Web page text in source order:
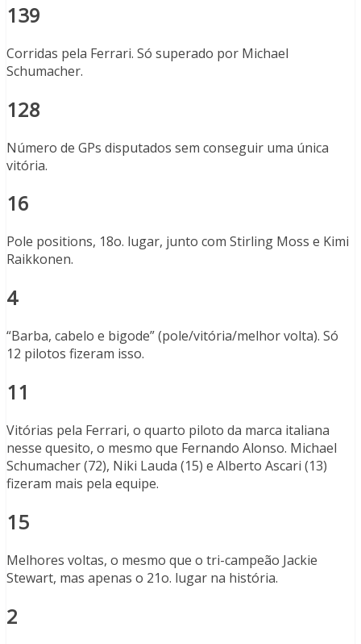
139
Corridas pela Ferrari. Só superado por Michael
Schumacher.
128
Número de GPs disputados sem conseguir uma única
vitória.
16
Pole positions, 18o. lugar, junto com Stirling Moss e Kimi
Raikkonen.
4
“Barba, cabelo e bigode” (pole/vitória/melhor volta). Só
12 pilotos fizeram isso.
11
Vitórias pela Ferrari, o quarto piloto da marca italiana
nesse quesito, o mesmo que Fernando Alonso. Michael
Schumacher (72), Niki Lauda (15) e Alberto Ascari (13)
fizeram mais pela equipe.
15
Melhores voltas, o mesmo que o tri-campeão Jackie
Stewart, mas apenas o 21o. lugar na história.
2